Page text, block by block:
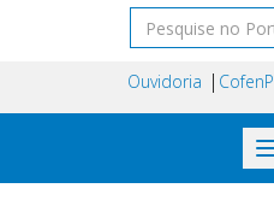
Ouvidoria